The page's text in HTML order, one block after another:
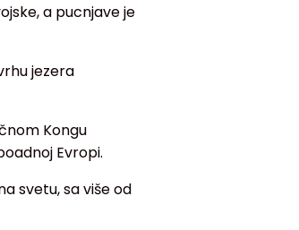
a pucnjave je
jezera
Kongu
Evropi.
svetu, sa više od